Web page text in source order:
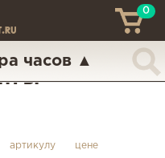
68-49
0
часов ▲
артикулу цене